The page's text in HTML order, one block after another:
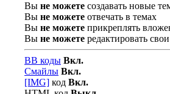
Вы не можете создавать новые
Вы не можете отвечать в темах
Вы не можете прикреплять
Вы не можете редактировать
BB коды Вкл.
Смайлы Вкл.
[IMG] код Вкл.